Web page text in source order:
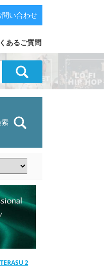
あるご質問
い合わせ
2